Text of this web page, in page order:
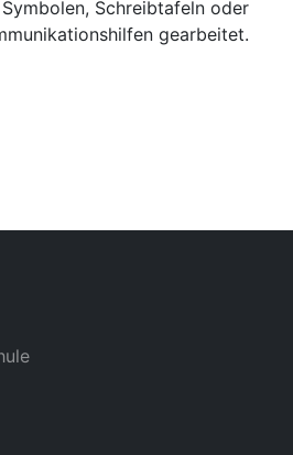
Schreibtafeln oder
gearbeitet.